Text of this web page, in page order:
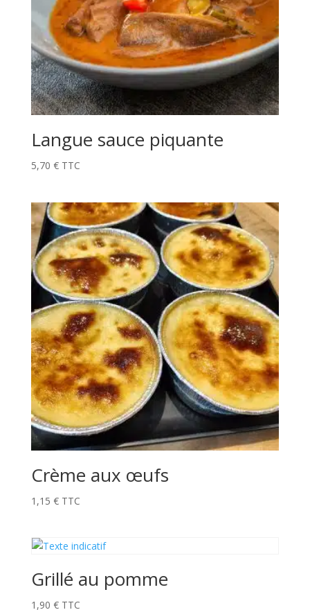
Langue sauce piquante
5,70 € TTC
Crème aux œufs
1,15 € TTC
Grillé au pomme
1,90 € TTC